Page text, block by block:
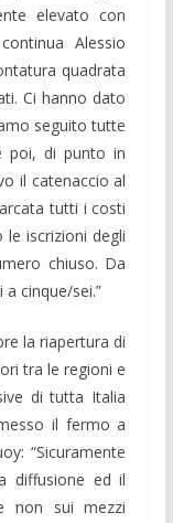
elevato con
Alessio
quadrata
Ci hanno dato
seguito tutte
poi, di punto in
il catenaccio al
tutti i costi
iscrizioni degli
chiuso. Da
cinque/sei.”
la riapertura di
tra le regioni e
di tutta Italia
il fermo a
“Sicuramente
diffusione ed il
non sui mezzi